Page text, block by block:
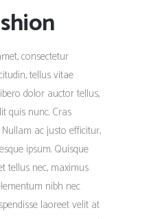
consectetur
tellus vitae
dolor auctor tellus,
quis nunc. Cras
ac justo efficitur,
ipsum. Quisque
tellus nec, maximus
nibh nec
laoreet velit at